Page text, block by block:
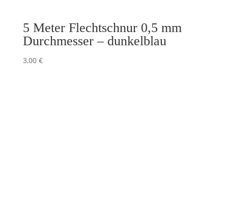
5 Meter Flechtschnur 0,5 mm
Durchmesser – dunkelblau
3,00 €